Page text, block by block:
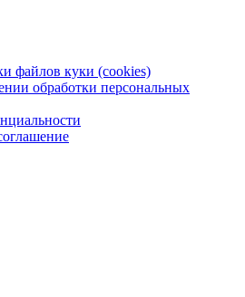
файлов куки (cookies)
обработки персональных